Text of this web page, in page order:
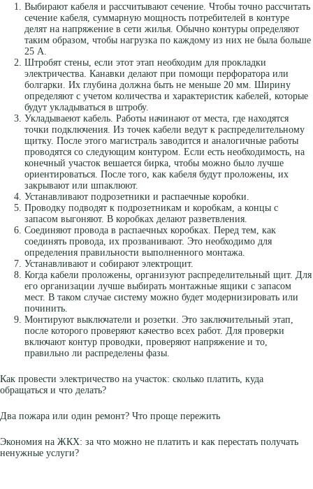
Выбирают кабеля и рассчитывают сечение. Чтобы точно рассчитать
сечение кабеля, суммарную мощность потребителей в контуре
делят на напряжение в сети жилья. Обычно контуры определяют
таким образом, чтобы нагрузка по каждому из них не была больше
25 А.
Штробят стены, если этот этап необходим для прокладки
электричества. Канавки делают при помощи перфоратора или
болгарки. Их глубина должна быть не меньше 20 мм. Ширину
определяют с учетом количества и характеристик кабелей, которые
будут укладываться в штробу.
Укладываеют кабель. Работы начинают от места, где находятся
точки подключения. Из точек кабели ведут к распределительному
щитку. После этого магистраль заводится и аналогичные работы
проводятся со следующим контуром. Если есть необходимость, на
конечный участок вешается бирка, чтобы можно было лучше
ориентироваться. После того, как кабеля будут проложены, их
закрывают или шпаклюют.
Устанавливают подрозетники и распаечные коробки.
Проводку подводят к подрозетникам и коробкам, а концы с
запасом выгоняют. В коробках делают разветвления.
Соединяют провода в распаечных коробках. Перед тем, как
соединять провода, их прозванивают. Это необходимо для
определения правильности выполненного монтажа.
Устанавливают и собирают электрощит.
Когда кабели проложены, организуют распределительный щит. Для
его организации лучше выбирать монтажные ящики с запасом
мест. В таком случае систему можно будет модернизировать или
починить.
Монтируют выключатели и розетки. Это заключительный этап,
после которого проверяют качество всех работ. Для проверки
включают контур проводки, проверяют напряжение и то,
правильно ли распределены фазы.
Как провести электричество на участок: сколько платить, куда
обращаться и что делать?
Два пожара или один ремонт? Что проще пережить
Экономия на ЖКХ: за что можно не платить и как перестать получать
ненужные услуги?